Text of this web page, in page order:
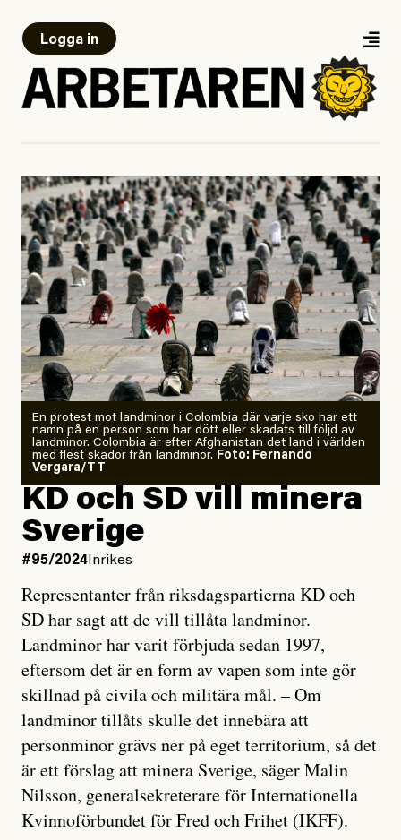
Logga in
En protest mot landminor i Colombia där varje sko har ett
namn på en person som har dött eller skadats till följd av
landminor. Colombia är efter Afghanistan det land i världen
med flest skador från landminor. Foto: Fernando
Vergara/TT
KD och SD vill minera
Sverige
#95/2024 Inrikes
Representanter från riksdagspartierna KD och
SD har sagt att de vill tillåta landminor.
Landminor har varit förbjuda sedan 1997,
eftersom det är en form av vapen som inte gör
skillnad på civila och militära mål. – Om
landminor tillåts skulle det innebära att
personminor grävs ner på eget territorium, så det
är ett förslag att minera Sverige, säger Malin
Nilsson, generalsekreterare för Internationella
Kvinnoförbundet för Fred och Frihet (IKFF).